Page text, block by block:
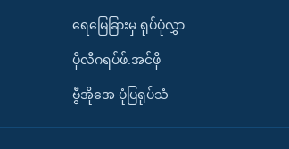
ရေမြေခြားမှ ရုပ်ပုံလွှာ
ပိုလီဂရပ်ဖ်.အင်ဖို
ဗွီအိုအေ ပုံပြရုပ်သံ